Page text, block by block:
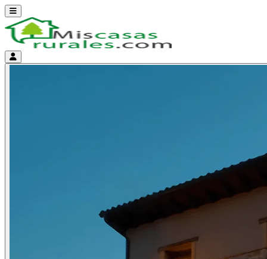
Abrir menú
Menú de cuenta